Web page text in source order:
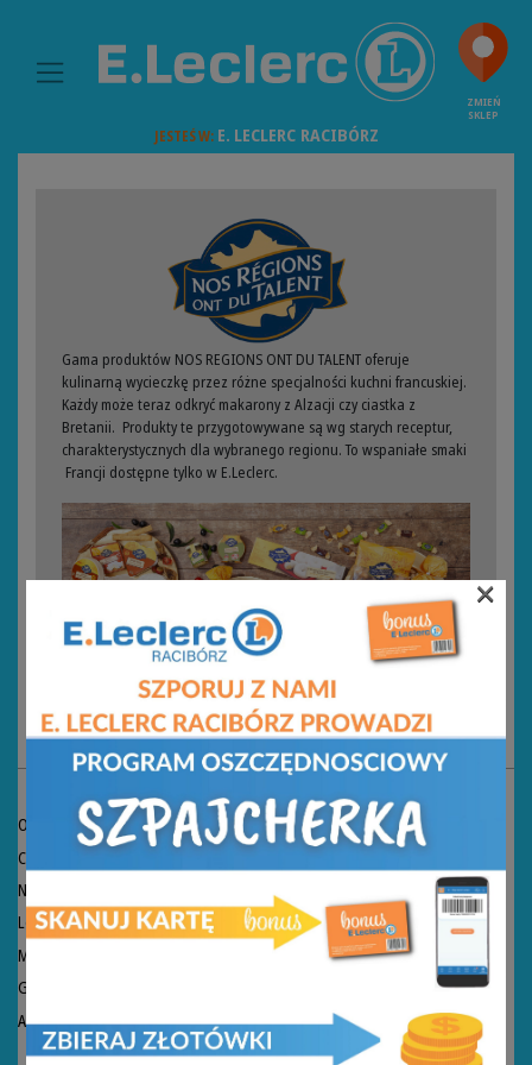
MAIN NAVIGATION
ZMIEŃ
SKLEP
JESTEŚ W:E. LECLERC RACIBÓRZ
Gama produktów NOS REGIONS ONT DU TALENT oferuje
kulinarną wycieczkę przez różne specjalności kuchni francuskiej.
Każdy może teraz odkryć makarony z Alzacji czy ciastka z
Bretanii. Produkty te przygotowywane są wg starych receptur,
charakterystycznych dla wybranego regionu. To wspaniałe smaki
Francji dostępne tylko w E.Leclerc.
KONTAKT
O nas
Centrala
Nieruchomości
Logistyka SCAWAR
Marka własna
Gazetki
Aktualności
×